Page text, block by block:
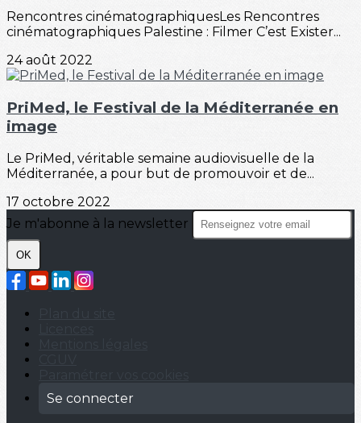
Rencontres cinématographiquesLes Rencontres
cinématographiques Palestine : Filmer C’est Exister...
24 août 2022
PriMed, le Festival de la Méditerranée en
image
Le PriMed, véritable semaine audiovisuelle de la
Méditerranée, a pour but de promouvoir et de...
17 octobre 2022
Je m'abonne à la newsletter
OK
Se connecter